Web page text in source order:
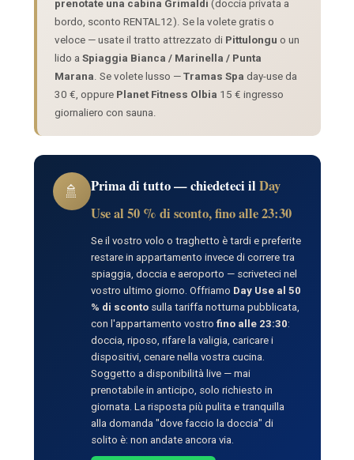
prenotate una cabina Grimaldi (doccia privata a
bordo, sconto RENTAL12). Se la volete gratis o
veloce — usate il tratto attrezzato di Pittulongu o un
lido a Spiaggia Bianca / Marinella / Punta
Marana. Se volete lusso — Tramas Spa day-use da
30 €, oppure Planet Fitness Olbia 15 € ingresso
giornaliero con sauna.
🚿 Prima di tutto — chiedeteci il Day
Use al 50 % di sconto, fino alle 23:30
Se il vostro volo o traghetto è tardi e preferite
restare in appartamento invece di correre tra
spiaggia, doccia e aeroporto — scriveteci nel
vostro ultimo giorno. Offriamo Day Use al 50
% di scontosulla tariffa notturna pubblicata,
con l'appartamento vostro fino alle 23:30:
doccia, riposo, rifare la valigia, caricare i
dispositivi, cenare nella vostra cucina.
Soggetto a disponibilità live — mai
prenotabile in anticipo, solo richiesto in
giornata. La risposta più pulita e tranquilla
alla domanda "dove faccio la doccia" di
solito è: non andate ancora via.